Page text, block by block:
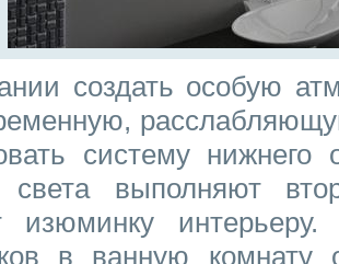
создать особую
систему
света выполняют
изюминку
в ванную комнату